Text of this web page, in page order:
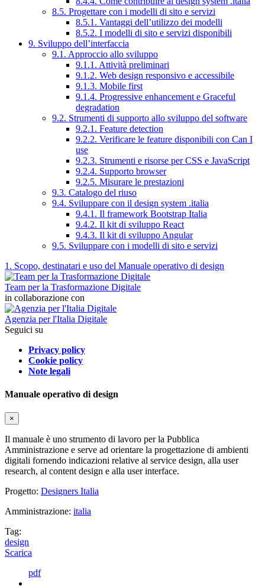
8.5. Progettare con i modelli di sito e servizi
8.5.1. Vantaggi dell’utilizzo dei modelli
8.5.2. I modelli di sito e servizi disponibili
9. Sviluppo dell’interfaccia
9.1. Approccio allo sviluppo
9.1.1. Attività preliminari
9.1.2. Web design responsivo e accessibile
9.1.3. Mobile first
9.1.4. Progressive enhancement e Graceful
degradation
9.2. Strumenti di supporto allo sviluppo del software
9.2.1. Feature detection
9.2.2. Verificare le feature disponibili con Can I
use
9.2.3. Strumenti e risorse per CSS e JavaScript
9.2.4. Supporto browser
9.2.5. Misurare le prestazioni
9.3. Catalogo del riuso
9.4. Sviluppare con il design system .italia
9.4.1. Il framework Bootstrap Italia
9.4.2. Il kit di sviluppo React
9.4.3. Il kit di sviluppo Angular
9.5. Sviluppare con i modelli di sito e servizi
1. Scopo, destinatari e uso del Manuale operativo di design
Team per la Trasformazione Digitale
in collaborazione con
Agenzia per l'Italia Digitale
Seguici su
Privacy policy
Cookie policy
Note legali
Manuale operativo di design
×
Il manuale è uno strumento di lavoro per la Pubblica
Amministrazione e serve ad orientare la progettazione di ambienti
digitali fornendo indicazioni relative al service design, alla user
research, al content design e alla user interface.
Progetto: Designers Italia
Amministrazione: italia
Tag:
design
Scarica
pdf